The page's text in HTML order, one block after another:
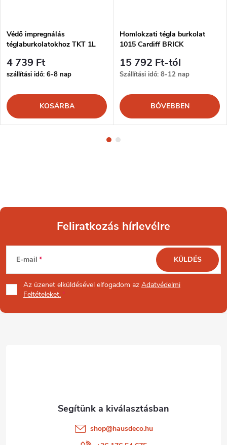
Védő impregnálás
téglaburkolatokhoz TKT 1L
4 739 Ft
szállítási idő: 6-8 nap
KOSÁRBA
Homlokzati tégla burkolat
1015 Cardiff BRICK
15 792 Ft-tól
Szállítási idő: 8-12 nap
BŐVEBBEN
L
á
b
Feliratkozás hírlevélre
E-mail
Az üzenet elküldésével elfogadom az Adatvédelmi
Feltételeket.
KÜLDÉS
shop@hausdeco.hu